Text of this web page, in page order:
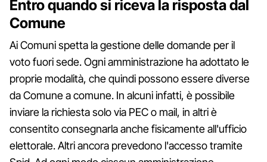
Entro quando si riceva la risposta dal
Comune
Ai Comuni spetta la gestione delle domande per il
voto fuori sede. Ogni amministrazione ha adottato le
proprie modalità, che quindi possono essere diverse
da Comune a comune. In alcuni infatti, è possibile
inviare la richiesta solo via PEC o mail, in altri è
consentito consegnarla anche fisicamente all'ufficio
elettorale. Altri ancora prevedono l'accesso tramite